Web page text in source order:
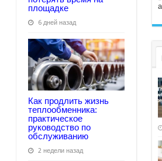
площадке
6 дней назад
Как продлить жизнь
теплообменника:
практическое
руководство по
обслуживанию
2 недели назад